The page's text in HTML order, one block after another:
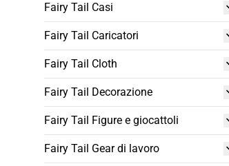
Fairy Tail Casi
Fairy Tail Caricatori
Fairy Tail Cloth
Fairy Tail Decorazione
Fairy Tail Figure e giocattoli
Fairy Tail Gear di lavoro